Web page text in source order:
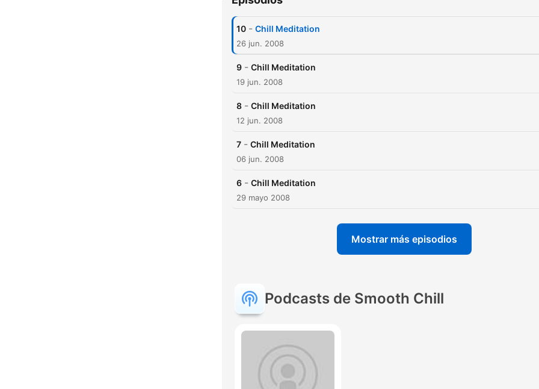
10 - Chill Meditation
26 jun. 2008
9 - Chill Meditation
19 jun. 2008
8 - Chill Meditation
12 jun. 2008
7 - Chill Meditation
06 jun. 2008
6 - Chill Meditation
29 mayo 2008
Mostrar más episodios
Podcasts de Smooth Chill